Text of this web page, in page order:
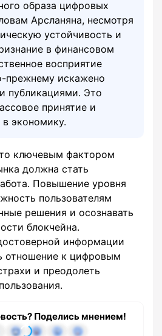
образа цифровых
Арсланяна, несмотря
устойчивость и
в финансовом
восприятие
прежнему искажено
публикациями. Это
принятие и
экономику.
ключевым фактором
должна стать
Повышение уровня
пользователям
решения и осознавать
блокчейна.
информации
отношение к цифровым
и преодолеть
Поделись мнением!